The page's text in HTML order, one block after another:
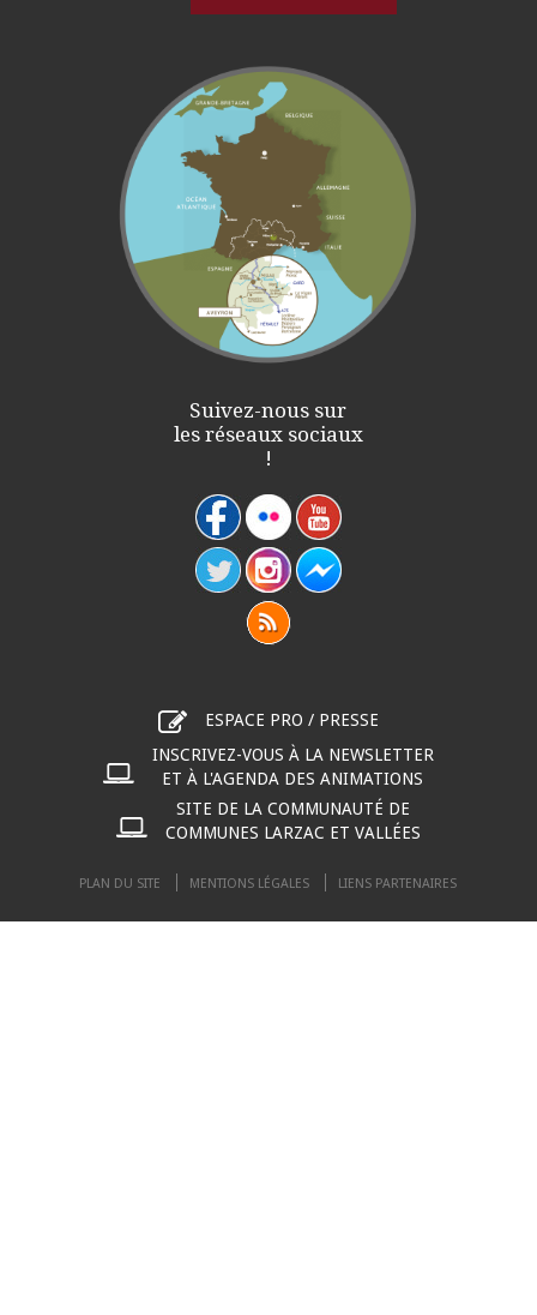
Suivez-nous sur
les réseaux sociaux
!
ESPACE PRO / PRESSE
INSCRIVEZ-VOUS À LA NEWSLETTER
ET À L'AGENDA DES ANIMATIONS
SITE DE LA COMMUNAUTÉ DE
COMMUNES LARZAC ET VALLÉES
PLAN DU SITE MENTIONS LÉGALES LIENS PARTENAIRES